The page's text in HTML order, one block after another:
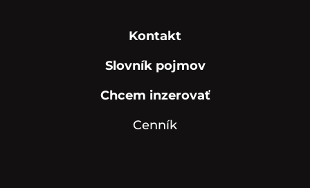
Kontakt
Slovník pojmov
Chcem inzerovať
Cenník